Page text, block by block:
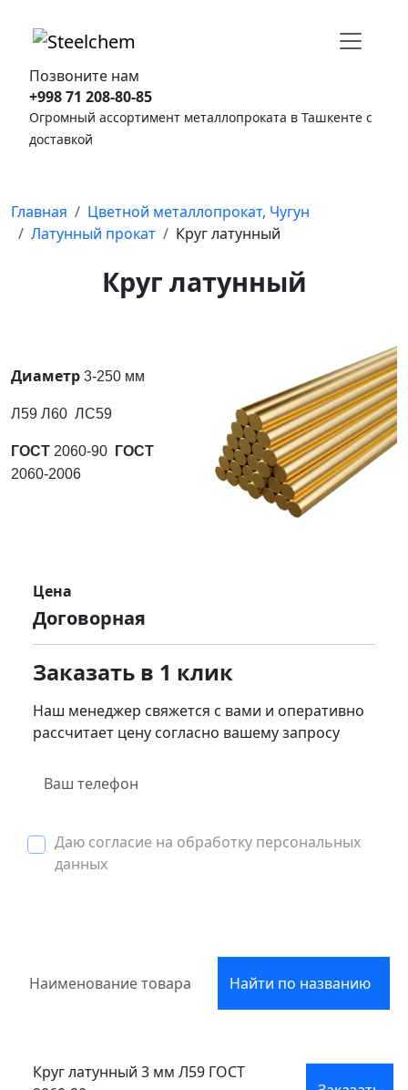
Позвоните нам
+998 71 208-80-85
Огромный ассортимент металлопроката в Ташкенте с
доставкой
Главная
Цветной металлопрокат, Чугун
Латунный прокат
Круг латунный
Круг латунный
Диаметр 3-250 мм
Л59 Л60 ЛС59
ГОСТ 2060-90
ГОСТ
2060-2006
Цена
Договорная
Заказать в 1 клик
Наш менеджер свяжется с вами и оперативно
рассчитает цену согласно вашему запросу
Даю согласие на обработку персональных
данных
Найти по названию
Круг латунный 3 мм Л59 ГОСТ